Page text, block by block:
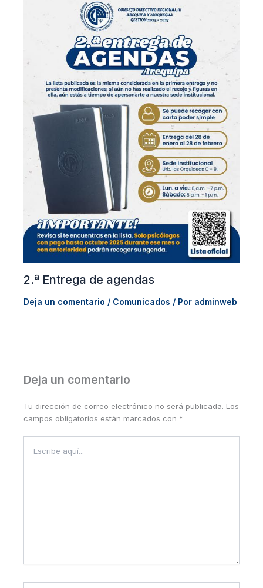
2.ª Entrega de agendas
Deja un comentario / Comunicados / Por adminweb
Deja un comentario
Tu dirección de correo electrónico no será publicada. Los
campos obligatorios están marcados con *
aquí...